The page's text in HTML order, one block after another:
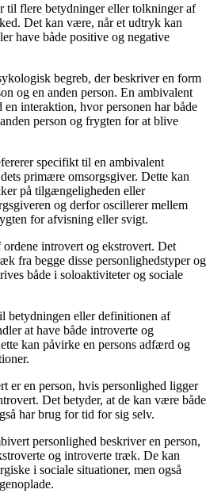
til flere betydninger eller tolkninger af
Det kan være, når et udtryk kan
have både positive og negative
begreb, der beskriver en form
og en anden person. En ambivalent
interaktion, hvor personen har både
person og frygten for at blive
specifikt til en ambivalent
primære omsorgsgiver. Dette kan
på tilgængeligheden eller
og derfor oscillerer mellem
for afvisning eller svigt.
introvert og ekstrovert. Det
fra begge disse personlighedstyper og
både i soloaktiviteter og sociale
betydningen eller definitionen af
at have både introverte og
kan påvirke en persons adfærd og
er en person, hvis personlighed ligger
Det betyder, at de kan være både
har brug for tid for sig selv.
personlighed beskriver en person,
og introverte træk. De kan
i sociale situationer, men også